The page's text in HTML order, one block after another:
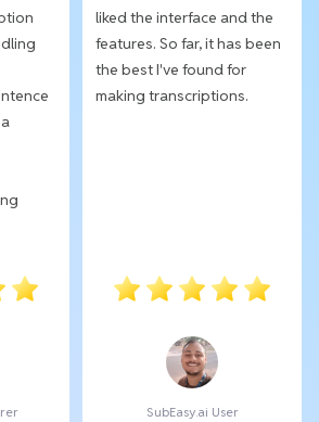
liked the interface and the
features. So far, it has been
the best I've found for
making transcriptions.
SubEasy.ai User